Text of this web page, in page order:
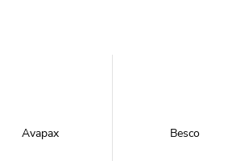
Avapax Besco